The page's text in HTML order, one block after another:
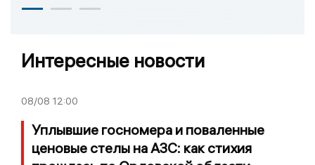
Интересные новости
08/08 12:00
Уплывшие госномера и поваленные
ценовые стелы на АЗС: как стихия